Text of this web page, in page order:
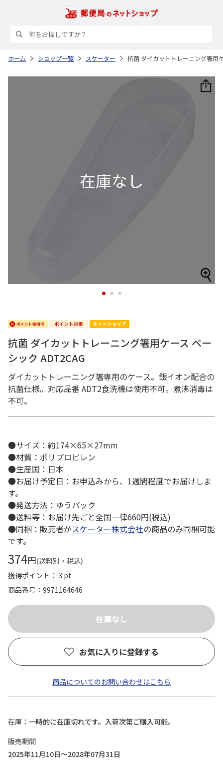
ホーム ショップ一覧 スケーター 抗菌 ダイカットトレーニング箸用
1 2 3
抗菌 ダイカットトレーニング箸用ケース ベー
シック ADT2CAG
ダイカットトレーニング箸専用のケース。銀イオン配合の
抗菌仕様。対応品番 ADT2食洗機は使用不可。煮沸消毒は
不可。
●サイズ：約174×65×27mm
●材質：ポリプロピレン
●生産国：日本
●お届け予定日：お申込みから、1週間程度でお届けしま
す。
●発送方法：ゆうパック
●送料等：お届け先ごと全国一律660円(税込)
●同梱：販売者がスケーター株式会社の商品のみ同梱可能
です。
374円(送料別・税込)
獲得ポイント： 3 pt
商品番号
9971164646
お気に入りに登録する
商品についてのお問い合わせはこちら
在庫
一時的に在庫切れです。入荷次第ご購入可能。
販売期間
2025年11月10日～2028年07月31日